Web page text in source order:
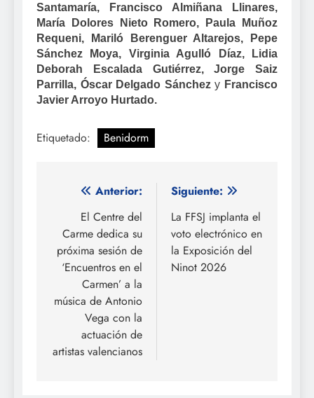
Santamaría, Francisco Almiñana Llinares,
María Dolores Nieto Romero, Paula Muñoz
Requeni, Mariló Berenguer Altarejos, Pepe
Sánchez Moya, Virginia Agulló Díaz, Lidia
Deborah Escalada Gutiérrez, Jorge Saiz
Parrilla, Óscar Delgado Sánchezy Francisco
Javier Arroyo Hurtado.
Etiquetado: Benidorm
Navegación
entradas
Anterior:
El Centre del
Carme dedica su
próxima sesión de
‘Encuentros en el
Carmen’ a la
música de Antonio
Vega con la
actuación de
artistas valencianos
Siguiente:
La FFSJ implanta el
voto electrónico en
la Exposición del
Ninot 2026